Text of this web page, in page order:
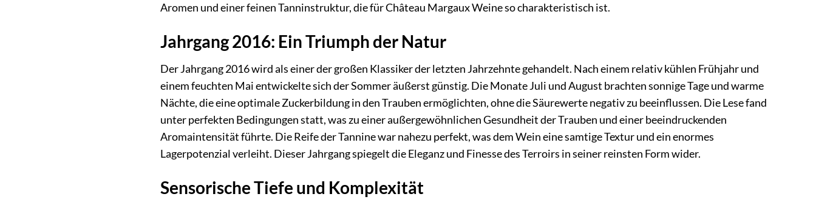
Aromen und einer feinen Tanninstruktur, die für Château Margaux Weine so charakteristisch ist.
Jahrgang 2016: Ein Triumph der Natur
Der Jahrgang 2016 wird als einer der großen Klassiker der letzten Jahrzehnte gehandelt. Nach einem relativ kühlen Frühjahr und
einem feuchten Mai entwickelte sich der Sommer äußerst günstig. Die Monate Juli und August brachten sonnige Tage und warme
Nächte, die eine optimale Zuckerbildung in den Trauben ermöglichten, ohne die Säurewerte negativ zu beeinflussen. Die Lese fand
unter perfekten Bedingungen statt, was zu einer außergewöhnlichen Gesundheit der Trauben und einer beeindruckenden
Aromaintensität führte. Die Reife der Tannine war nahezu perfekt, was dem Wein eine samtige Textur und ein enormes
Lagerpotenzial verleiht. Dieser Jahrgang spiegelt die Eleganz und Finesse des Terroirs in seiner reinsten Form wider.
Sensorische Tiefe und Komplexität